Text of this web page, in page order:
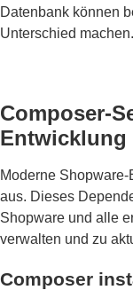
Datenbank können
Unterschied machen.
Composer-
Entwicklung
Moderne
aus. Dieses
Shopware und alle
verwalten und zu
Composer